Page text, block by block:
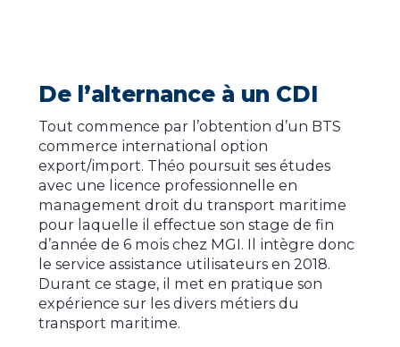
De l’alternance à un CDI
Tout commence par l’obtention d’un BTS
commerce international option
export/import. Théo poursuit ses études
avec une licence professionnelle en
management droit du transport maritime
pour laquelle il effectue son stage de fin
d’année de 6 mois chez MGI. Il intègre donc
le service assistance utilisateurs en 2018.
Durant ce stage, il met en pratique son
expérience sur les divers métiers du
transport maritime.